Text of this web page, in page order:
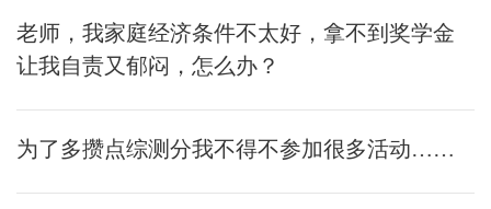
老师，我家庭经济条件不太好，拿不到奖学金
让我自责又郁闷，怎么办？
为了多攒点综测分我不得不参加很多活动……